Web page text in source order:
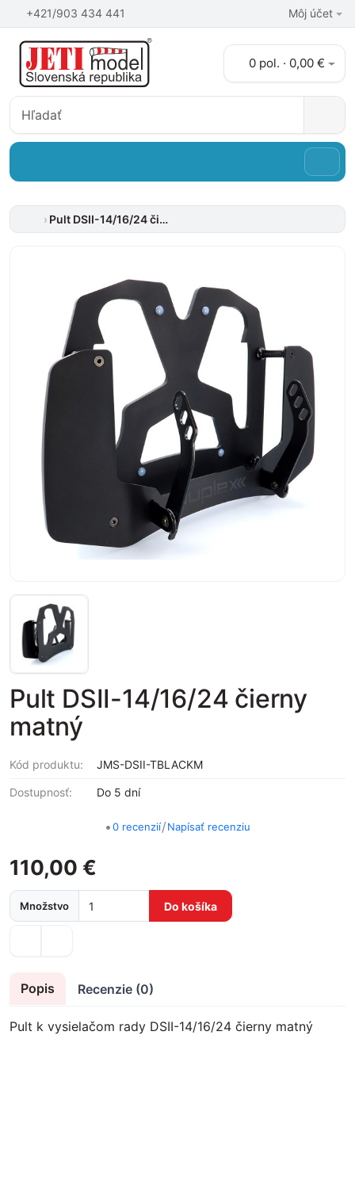
+421/903 434 441 Môj účet
0 pol. · 0,00 €
Pult DSII-14/16/24 čierny matný
Pult DSII-14/16/24 čierny
matný
Kód produktu: JMS-DSII-TBLACKM
Dostupnosť: Do 5 dní
•0 recenzií/Napísať recenziu
110,00 €
Množstvo Do košíka
Popis Recenzie (0)
Pult k vysielačom rady DSII-14/16/24 čierny matný